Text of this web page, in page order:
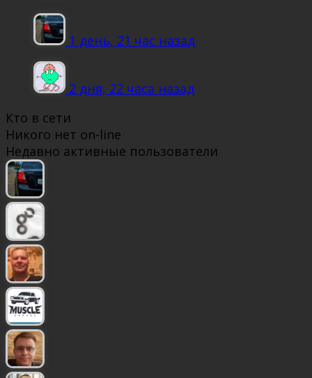
1 день, 21 час назад
2 дня, 22 часа назад
Кто в сети
Никого нет on-line
Недавно активные пользователи